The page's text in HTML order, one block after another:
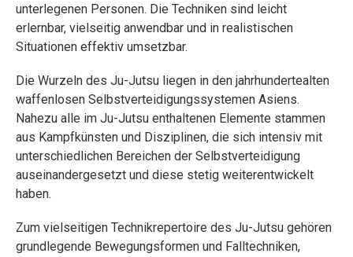
unterlegenen Personen. Die Techniken sind leicht
erlernbar, vielseitig anwendbar und in realistischen
Situationen effektiv umsetzbar.
Die Wurzeln des Ju-Jutsu liegen in den jahrhundertealten
waffenlosen Selbstverteidigungssystemen Asiens.
Nahezu alle im Ju-Jutsu enthaltenen Elemente stammen
aus Kampfkünsten und Disziplinen, die sich intensiv mit
unterschiedlichen Bereichen der Selbstverteidigung
auseinandergesetzt und diese stetig weiterentwickelt
haben.
Zum vielseitigen Technikrepertoire des Ju-Jutsu gehören
grundlegende Bewegungsformen und Falltechniken,